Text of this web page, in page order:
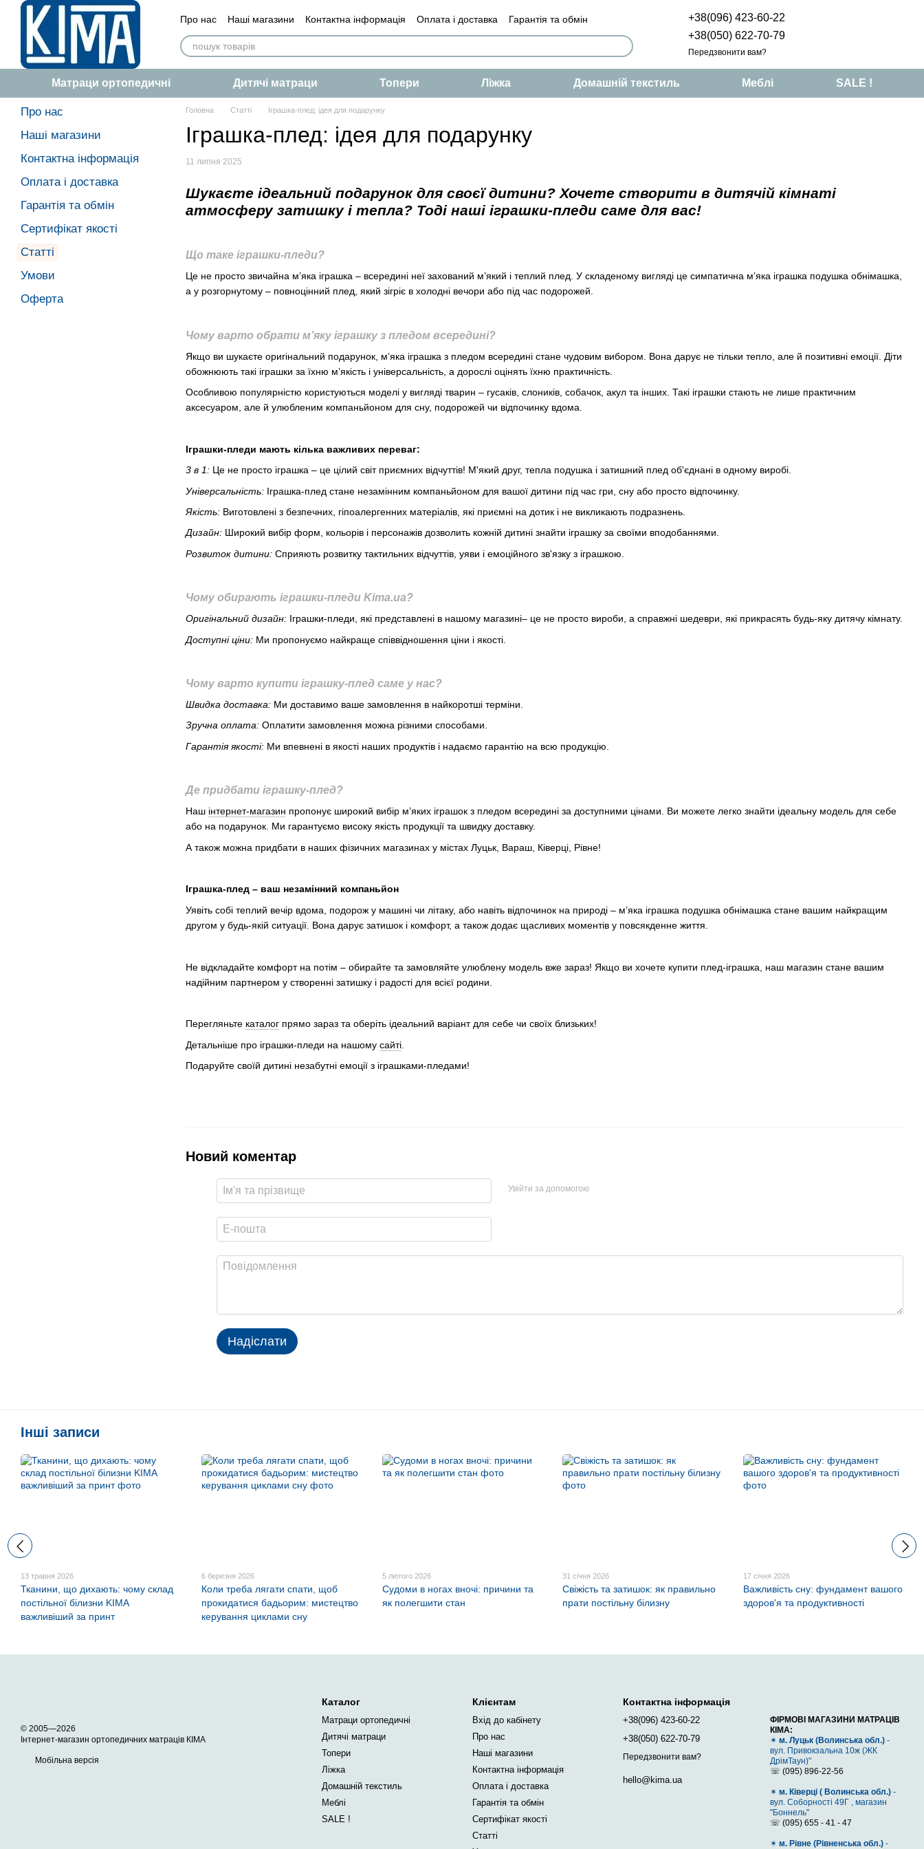
Перейти до основного контенту
Про нас Наші магазини Контактна інформація Оплата і доставка
Гарантія та обмін
Сертифікат якості
Статті Умови Оферта
+38(096) 423-60-22
+38(050) 622-70-79
Передзвонити вам?
Матраци ортопедичні Дитячі матраци Топери Ліжка Домашній текстиль Меблі SALE !
Головна Статті Іграшка-плед: ідея для подарунку
Іграшка-плед: ідея для подарунку
11 липня 2025
Шукаєте ідеальний подарунок для своєї дитини? Хочете створити в дитячій кімнаті
атмосферу затишку і тепла? Тоді наші іграшки-пледи саме для вас!
Що таке іграшки-пледи?
Це не просто звичайна м’яка іграшка – всередині неї захований м’який і теплий плед. У складеному вигляді це симпатична м’яка іграшка подушка обнімашка,
а у розгорнутому – повноцінний плед, який зігріє в холодні вечори або під час подорожей.
Чому варто обрати м’яку іграшку з пледом всередині?
Якщо ви шукаєте оригінальний подарунок, м’яка іграшка з пледом всередині стане чудовим вибором. Вона дарує не тільки тепло, але й позитивні емоції. Діти
обожнюють такі іграшки за їхню м’якість і універсальність, а дорослі оцінять їхню практичність.
Особливою популярністю користуються моделі у вигляді тварин – гусаків, слоників, собачок, акул та інших. Такі іграшки стають не лише практичним
аксесуаром, але й улюбленим компаньйоном для сну, подорожей чи відпочинку вдома.
Іграшки-пледи мають кілька важливих переваг:
3 в 1: Це не просто іграшка – це цілий світ приємних відчуттів! М'який друг, тепла подушка і затишний плед об'єднані в одному виробі.
Універсальність: Іграшка-плед стане незамінним компаньйоном для вашої дитини під час гри, сну або просто відпочинку.
Якість: Виготовлені з безпечних, гіпоалергенних матеріалів, які приємні на дотик і не викликають подразнень.
Дизайн: Широкий вибір форм, кольорів і персонажів дозволить кожній дитині знайти іграшку за своїми вподобаннями.
Розвиток дитини: Сприяють розвитку тактильних відчуттів, уяви і емоційного зв'язку з іграшкою.
Чому обирають іграшки-пледи Kima.ua?
Оригінальний дизайн: Іграшки-пледи, які представлені в нашому магазині– це не просто вироби, а справжні шедеври, які прикрасять будь-яку дитячу кімнату.
Доступні ціни: Ми пропонуємо найкраще співвідношення ціни і якості.
Чому варто купити іграшку-плед саме у нас?
Швидка доставка: Ми доставимо ваше замовлення в найкоротші терміни.
Зручна оплата: Оплатити замовлення можна різними способами.
Гарантія якості: Ми впевнені в якості наших продуктів і надаємо гарантію на всю продукцію.
Де придбати іграшку-плед?
Наш інтернет-магазин пропонує широкий вибір м’яких іграшок з пледом всередині за доступними цінами. Ви можете легко знайти ідеальну модель для себе
або на подарунок. Ми гарантуємо високу якість продукції та швидку доставку.
А також можна придбати в наших фізичних магазинах у містах Луцьк, Вараш, Ківерці, Рівне!
Іграшка-плед – ваш незамінний компаньйон
Уявіть собі теплий вечір вдома, подорож у машині чи літаку, або навіть відпочинок на природі – м’яка іграшка подушка обнімашка стане вашим найкращим
другом у будь-якій ситуації. Вона дарує затишок і комфорт, а також додає щасливих моментів у повсякденне життя.
Не відкладайте комфорт на потім – обирайте та замовляйте улюблену модель вже зараз! Якщо ви хочете купити плед-іграшка, наш магазин стане вашим
надійним партнером у створенні затишку і радості для всієї родини.
Перегляньте каталог прямо зараз та оберіть ідеальний варіант для себе чи своїх близьких!
Детальніше про іграшки-пледи на нашому сайті
Подаруйте своїй дитині незабутні емоції з іграшками-пледами!
Новий коментар
Увійти за допомогою
Надіслати
Про нас
Наші магазини
Контактна інформація
Оплата і доставка
Гарантія та обмін
Сертифікат якості
Статті
Умови
Оферта
Інші записи
13 травня 2026
Тканини, що дихають: чому склад
постільної білизни KIMA
важливіший за принт
6 березня 2026
Коли треба лягати спати, щоб
прокидатися бадьорим: мистецтво
керування циклами сну
5 лютого 2026
Судоми в ногах вночі: причини та
як полегшити стан
31 січня 2026
Свіжість та затишок: як правильно
прати постільну білизну
17 січня 2026
Важливість сну: фундамент вашого
здоров'я та продуктивності
© 2005—2026
Інтернет-магазин ортопедичних матраців КІМА
Мобільна версія
Каталог
Матраци ортопедичні
Дитячі матраци
Топери
Ліжка
Домашній текстиль
Меблі
SALE !
Клієнтам
Вхід до кабінету
Про нас
Наші магазини
Контактна інформація
Оплата і доставка
Гарантія та обмін
Сертифікат якості
Статті
Контактна інформація
+38(096) 423-60-22
+38(050) 622-70-79
Передзвонити вам?
hello@kima.ua
ФІРМОВІ МАГАЗИНИ МАТРАЦІВ
КІМА:
✶ м. Луцьк (Волинська обл.) -
вул. Привокзальна 10ж (ЖК
ДрімТаун)"
☏ (095) 896-22-56
✶ м. Ківерці ( Волинська обл.) -
вул. Соборності 49Г , магазин
"Боннель"
☏ (095) 655 - 41 - 47
✶ м. Рівне (Рівненська обл.) -